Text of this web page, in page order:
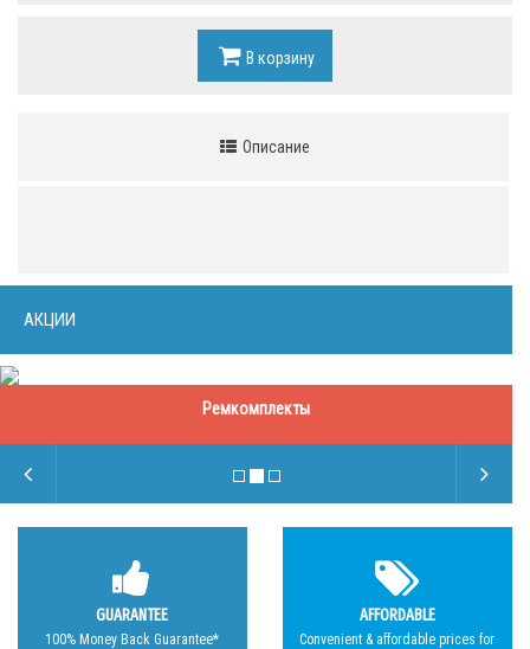
В корзину
Описание
АКЦИИ
Ремкомплекты
GUARANTEE
100% Money Back Guarantee*
AFFORDABLE
Convenient & affordable prices for